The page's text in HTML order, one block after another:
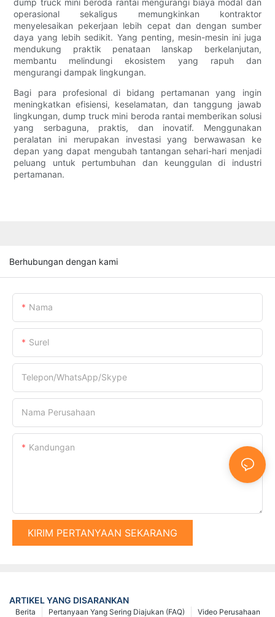
dump truck mini beroda rantai mengurangi biaya modal dan
operasional sekaligus memungkinkan kontraktor
menyelesaikan pekerjaan lebih cepat dan dengan sumber
daya yang lebih sedikit. Yang penting, mesin-mesin ini juga
mendukung praktik penataan lanskap berkelanjutan,
membantu melindungi ekosistem yang rapuh dan
mengurangi dampak lingkungan.
Bagi para profesional di bidang pertamanan yang ingin
meningkatkan efisiensi, keselamatan, dan tanggung jawab
lingkungan, dump truck mini beroda rantai memberikan solusi
yang serbaguna, praktis, dan inovatif. Menggunakan
peralatan ini merupakan investasi yang berwawasan ke
depan yang dapat mengubah tantangan sehari-hari menjadi
peluang untuk pertumbuhan dan keunggulan di industri
pertamanan.
Berhubungan dengan kami
Nama
Surel
Telepon/WhatsApp/Skype
Nama Perusahaan
Kandungan
KIRIM PERTANYAAN SEKARANG
ARTIKEL YANG DISARANKAN
Video Perusahaan
Pertanyaan Yang Sering Diajukan (FAQ)
Berita